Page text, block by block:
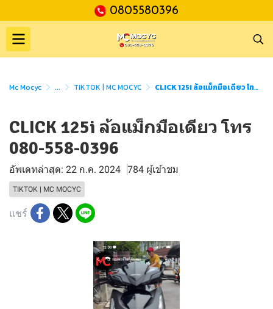
0805580396
Mc Mocyc ... TIKTOK | MC MOCYC CLICK 125i ล้อแม็กมือเดียว โทร 080-558-0396
CLICK 125i ล้อแม็กมือเดียว โทร
080-558-0396
อัพเดทล่าสุด: 22 ก.ค. 2024 784 ผู้เข้าชม
TIKTOK | MC MOCYC
แชร์